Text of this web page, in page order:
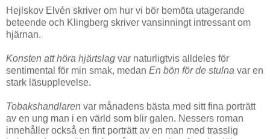
Hejlskov Elvén skriver om hur vi bör bemöta utagerande
beteende och Klingberg skriver vansinningt intressant om
hjärnan.
Konsten att höra hjärtslag var naturligtvis alldeles för
sentimental för min smak, medan En bön för de stulna var en
stark läsupplevelse.
Tobakshandlaren var månadens bästa med sitt fina porträtt
av en ung man i en värld som blir galen. Nessers roman
innehåller också en fint porträtt av en man med trasslig